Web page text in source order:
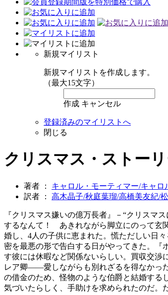
新規マイリスト
新規マイリストを作成します。
（最大15文字）
作成 キャンセル
登録済みのマイリストへ
閉じる
クリスマス・ストー
著者 ： キャロル・モーティマー/キャ
訳者 ： 高木晶子/秋庭葉瑠/高橋美友紀/
『クリスマス嫌いの億万長者』－“クリスマ
するなんて！ あきれながら脚立にのって玄
婚し、4人の子供に恵まれた。慌ただしい日
密を最悪の形で告白する日がやってきた。『
す彼には休暇など関係ないらしい。買収交渉
レア卿――愛しながらも別れざるを得なかっ
の借金のため、怪物のような伯爵と結婚す
気づいたらしく、手助けを求められたのだ。